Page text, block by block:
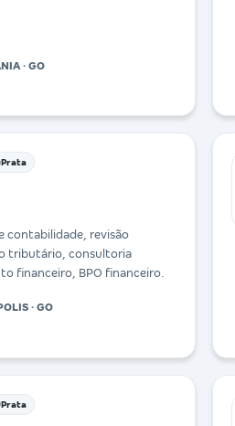
· GO
Prata
contabilidade, revisão
tributário, consultoria
financeiro, BPO financeiro.
· GO
Prata